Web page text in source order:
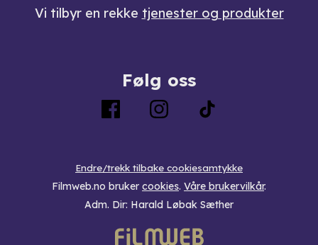
Vi tilbyr en rekke tjenester og produkter
Følg oss
Endre/trekk tilbake cookiesamtykke
Filmweb.no bruker cookies. Våre brukervilkår.
Adm. Dir: Harald Løbak Sæther